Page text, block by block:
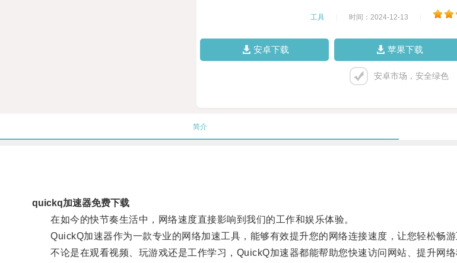
工具 时间：2024-12-13
安卓下载 苹果下载
安卓市场，安全绿色
简介
quickq加速器免费下载
在如今的快节奏生活中，网络速度直接影响到我们的工作和娱乐体验。
QuickQ加速器作为一款专业的网络加速工具，能够有效提升您的网络连接速度，让您轻松畅游
不论是在观看视频、玩游戏还是工作学习，QuickQ加速器都能帮助您快速访问网站、提升网络